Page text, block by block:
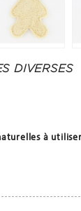
DIVERSES
à